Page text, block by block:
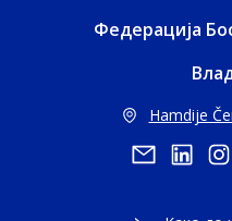
Федерација
Hamdije